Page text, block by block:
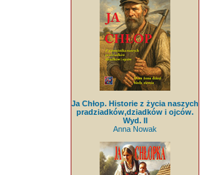
Ja Chłop. Historie z życia naszych
pradziadków,dziadków i ojców.
Wyd. II
Anna Nowak